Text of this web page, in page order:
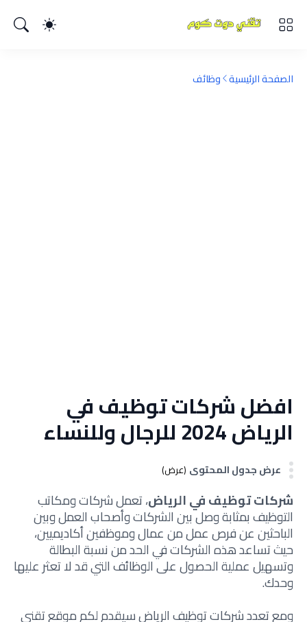
الصفحة الرئيسية وظائف
افضل شركات توظيف في
الرياض 2024 للرجال وللنساء
عرض جدول المحتوى (عرض)
شركات توظيف في الرياض، تعمل شركات ومكاتب
التوظيف بمثابة وصل بين الشركات وأصحاب العمل وبين
الباحثين عن فرص عمل من عمال وموظفين أكاديميين،
حيث تساعد هذه الشركات في الحد من نسبة البطالة
وتسهيل عملية الحصول على الوظائف التي قد لا تعثر عليها
وحدك.
ومع تعدد شركات توظيف الرياض سيقدم لكم موقع تقني